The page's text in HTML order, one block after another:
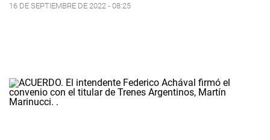
16 DE SEPTIEMBRE DE 2022 - 08:25